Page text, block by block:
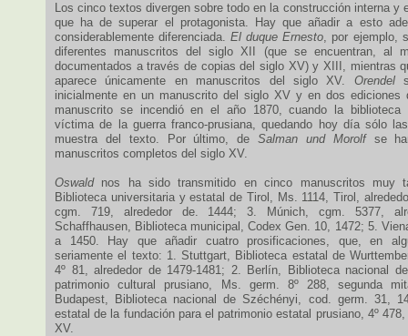
Los cinco textos divergen sobre todo en la construcción interna y
que ha de superar el protagonista. Hay que añadir a esto
considerablemente diferenciada.El duque Ernesto, por ejemplo,
diferentes manuscritos del siglo XII (que se encuentran, al
documentados a través de copias del siglo XV) y XIII, mientras
aparece únicamente en manuscritos del siglo XV. Orendel
inicialmente en un manuscrito del siglo XV y en dos ediciones
manuscrito se incendió en el año 1870, cuando la biblioteca
víctima de la guerra franco-prusiana, quedando hoy día sólo
muestra del texto. Por último, de Salman und Morolfse
manuscritos completos del siglo XV.
Oswaldnos ha sido transmitido en cinco manuscritos muy
Biblioteca universitaria y estatal de Tirol, Ms. 1114, Tirol,
cgm. 719, alrededor de. 1444; 3. Múnich, cgm. 5377,
Schaffhausen, Biblioteca municipal, Codex Gen. 10, 1472; 5.
a 1450. Hay que añadir cuatro prosificaciones, que, en
seriamente el texto: 1. Stuttgart, Biblioteca estatal de
4º 81, alrededor de 1479-1481; 2. Berlín, Biblioteca nacional
patrimonio cultural prusiano, Ms. germ. 8º 288, segunda
Budapest, Biblioteca nacional de Széchényi, cod. germ. 31,
estatal de la fundación para el patrimonio estatal prusiano, 4º
XV.